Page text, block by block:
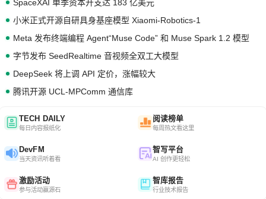
SpaceXAI 单季资本开支达 183 亿美元
小米正式开源自研具身基座模型 Xiaomi-Robotics-1
Meta 发布终端编程 Agent“Muse Code” 和 Muse Spark 1.2 模型
字节发布 SeedRealtime 音视频全双工大模型
DeepSeek 将上调 API 定价，涨幅较大
腾讯开源 UCL-MPComm 通信库
TECH DAILY
每日内容报纸化
阅读榜单
每周热文看这里
DevFM
当天资讯听着看
智写平台
AI 创作更轻松
激励活动
参与活动赢源石
智库报告
行业技术报告